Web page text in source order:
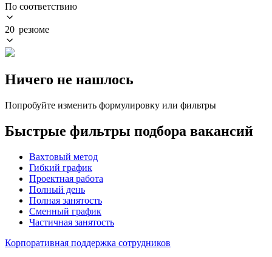
По соответствию
20 резюме
Ничего не нашлось
Попробуйте изменить формулировку или фильтры
Быстрые фильтры подбора вакансий
Вахтовый метод
Гибкий график
Проектная работа
Полный день
Полная занятость
Сменный график
Частичная занятость
Корпоративная поддержка сотрудников